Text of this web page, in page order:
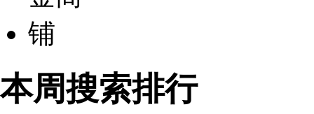
本周搜索排行